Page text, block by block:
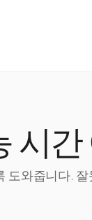
시간
와줍니다.